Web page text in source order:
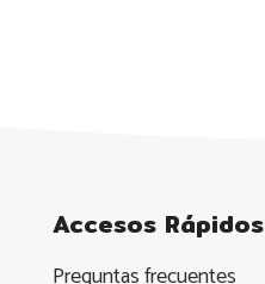
Accesos Rápidos
Preguntas frecuentes